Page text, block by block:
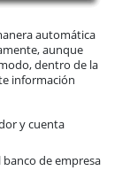
automática
aunque
dentro de la
información
y cuenta
de empresa